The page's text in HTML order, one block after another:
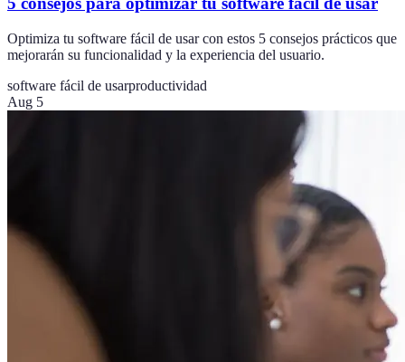
Optimiza tu software fácil de usar con estos 5 consejos prácticos que
mejorarán su funcionalidad y la experiencia del usuario.
software fácil de usarproductividad
Aug 5